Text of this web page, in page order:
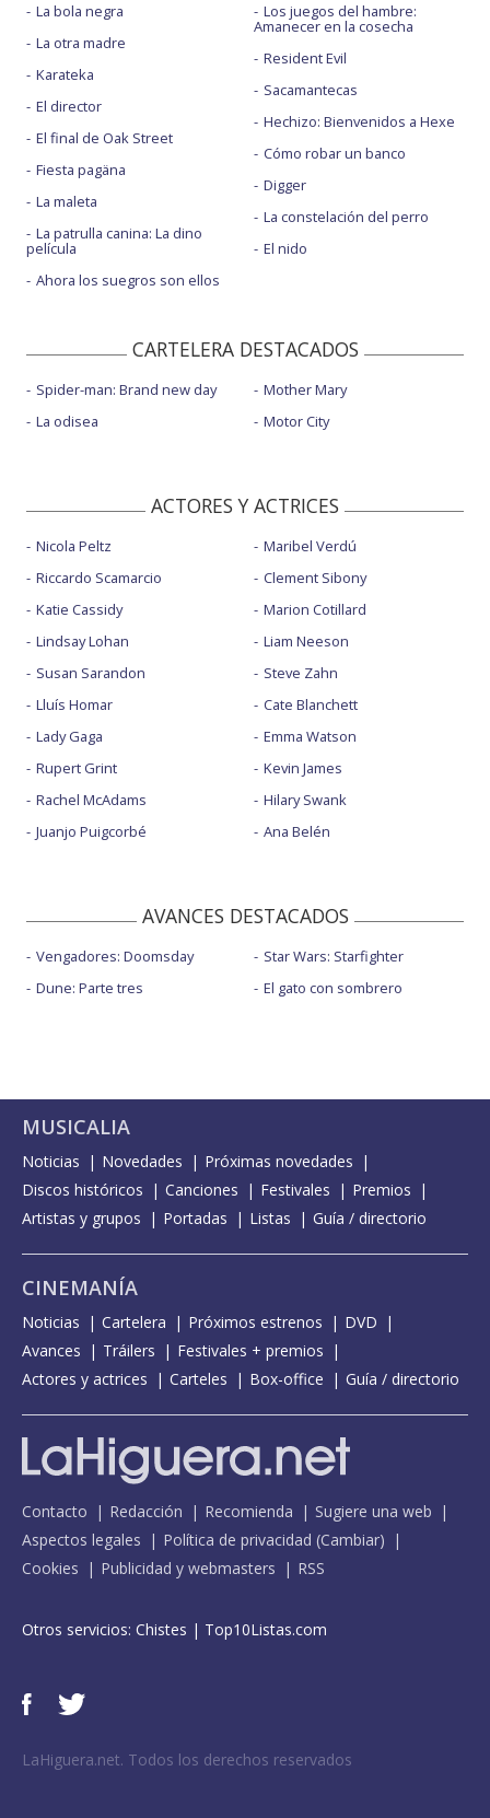
La bola negra
La otra madre
Karateka
El director
El final de Oak Street
Fiesta pagäna
La maleta
La patrulla canina: La dino
película
Ahora los suegros son ellos
Los juegos del hambre:
Amanecer en la cosecha
Resident Evil
Sacamantecas
Hechizo: Bienvenidos a Hexe
Cómo robar un banco
Digger
La constelación del perro
El nido
CARTELERA DESTACADOS
Spider-man: Brand new day
La odisea
Mother Mary
Motor City
ACTORES Y ACTRICES
Nicola Peltz
Riccardo Scamarcio
Katie Cassidy
Lindsay Lohan
Susan Sarandon
Lluís Homar
Lady Gaga
Rupert Grint
Rachel McAdams
Juanjo Puigcorbé
Maribel Verdú
Clement Sibony
Marion Cotillard
Liam Neeson
Steve Zahn
Cate Blanchett
Emma Watson
Kevin James
Hilary Swank
Ana Belén
AVANCES DESTACADOS
Vengadores: Doomsday
Dune: Parte tres
Star Wars: Starfighter
El gato con sombrero
MUSICALIA
Noticias Novedades
Próximas novedades
Discos históricos
Canciones Festivales
Premios
Artistas y grupos
Portadas Listas Guía / directorio
CINEMANÍA
Noticias Cartelera Próximos estrenos
DVD
Avances
Tráilers
Festivales + premios
Actores y actrices
Carteles Box-office Guía / directorio
Contacto Redacción Recomienda
Sugiere una web
Aspectos legales
Política de privacidad (Cambiar)
Cookies
Publicidad y webmasters RSS
Otros servicios: Chistes | Top10Listas.com
LaHiguera.net. Todos los derechos reservados